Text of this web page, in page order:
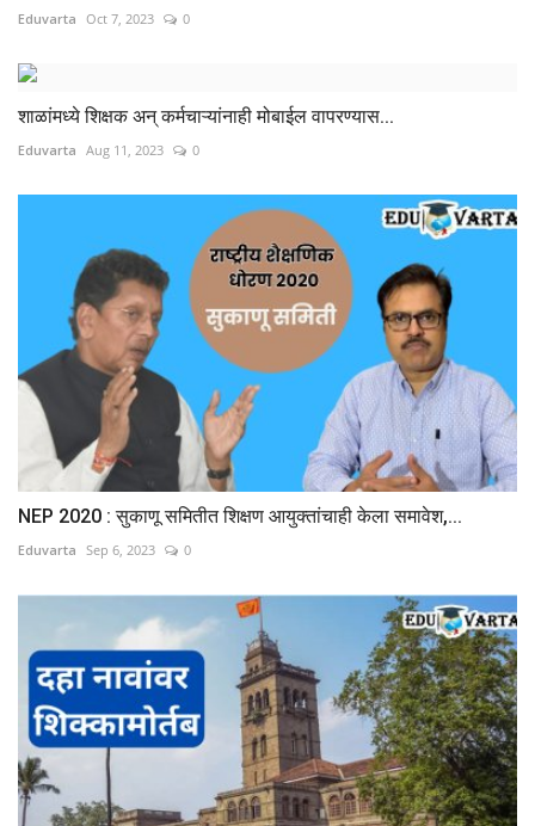
Eduvarta Oct 7, 2023 0
शाळांमध्ये शिक्षक अन् कर्मचाऱ्यांनाही मोबाईल वापरण्यास...
Eduvarta Aug 11, 2023 0
NEP 2020 : सुकाणू समितीत शिक्षण आयुक्तांचाही केला समावेश,...
Eduvarta Sep 6, 2023 0